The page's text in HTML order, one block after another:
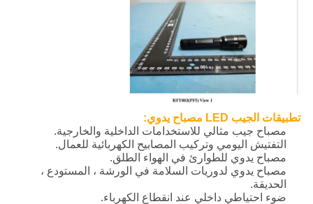
تطبيقات الجيب LED مصباح يدوي
:
مصباح جيب مثالي للاستخدامات الداخلية والخارجية.
التفتيش اليومي وتركيب المصابيح الكهربائية للعمال.
مصباح يدوي للطوارئ في الهواء الطلق.
مصباح يدوي لدوريات السلامة في الورشة ، المستودع ،
الحديقة.
ضوء احتياطي داخلي عند انقطاع الكهرباء.